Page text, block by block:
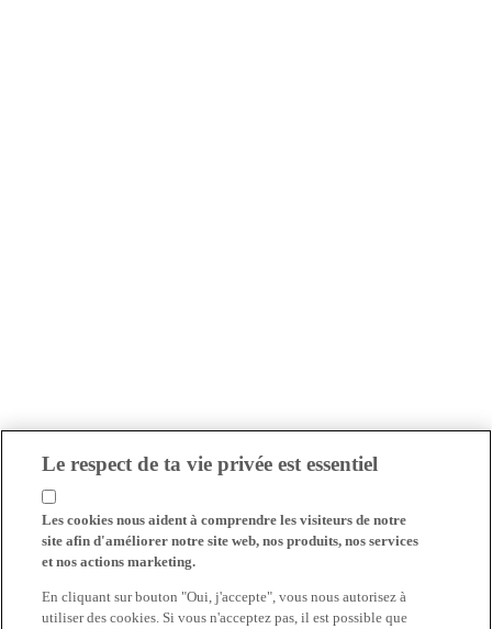
Le respect de ta vie privée est essentiel
Les cookies nous aident à comprendre les visiteurs de notre
site afin d'améliorer notre site web, nos produits, nos services
et nos actions marketing.
En cliquant sur bouton "Oui, j'accepte", vous nous autorisez à
utiliser des cookies. Si vous n'acceptez pas, il est possible que